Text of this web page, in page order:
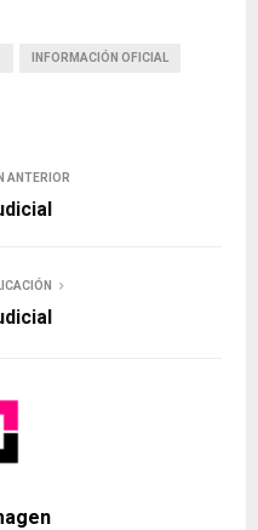
INFORMACIÓN OFICIAL
ANTERIOR